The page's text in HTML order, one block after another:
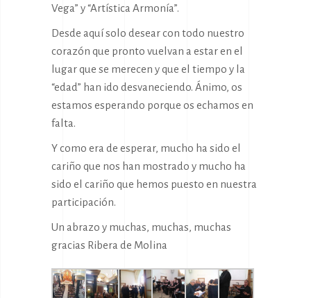
Vega” y “Artística Armonía”.
Desde aquí solo desear con todo nuestro
corazón que pronto vuelvan a estar en el
lugar que se merecen y que el tiempo y la
“edad” han ido desvaneciendo. Ánimo, os
estamos esperando porque os echamos en
falta.
Y como era de esperar, mucho ha sido el
cariño que nos han mostrado y mucho ha
sido el cariño que hemos puesto en nuestra
participación.
Un abrazo y muchas, muchas, muchas
gracias Ribera de Molina